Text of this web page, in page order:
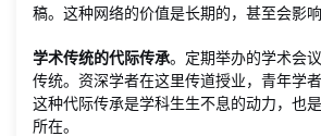
稿。这种网络的价值是长期的，甚至会影响
学术传统的代际传承。定期举办的学术会
传统。资深学者在这里传道授业，青年学
这种代际传承是学科生生不息的动力，也
所在。